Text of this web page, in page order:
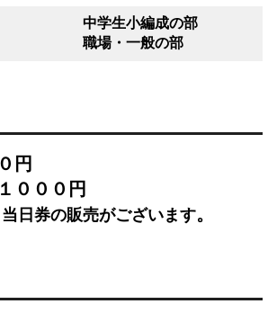
中学生小編成の部
職場・一般の部
円
０００円
日券の販売がございます。